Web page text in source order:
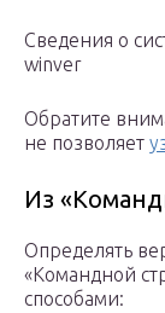
Сведения о
winver
Обратите
не позволяет
Из
Определять
«Командной
способами: